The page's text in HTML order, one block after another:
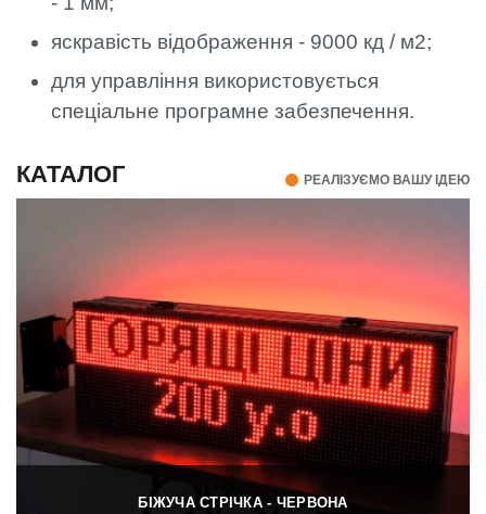
яскравість відображення - 9000 кд / м2;
для управління використовується
спеціальне програмне забезпечення.
КАТАЛОГ РЕАЛІЗУЄМО ВАШУ ІДЕЮ
БІЖУЧА СТРІЧКА - ЧЕРВОНА